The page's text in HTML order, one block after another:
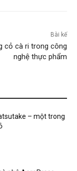
Bài kế
cỏ cà ri trong công
nghệ thực phẩm
– một trong